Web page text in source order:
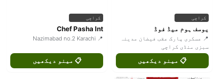
کراچی
یوسف ہوم میڈ فوڈ
📍 عسکری پارک عقب فیضان مدینہ
سبزی منڈی کراچی
📋 مینو دیکھیں
کراچی
Chef Pasha Int
📍 Nazimabad no.2 Karachi
📋 مینو دیکھیں